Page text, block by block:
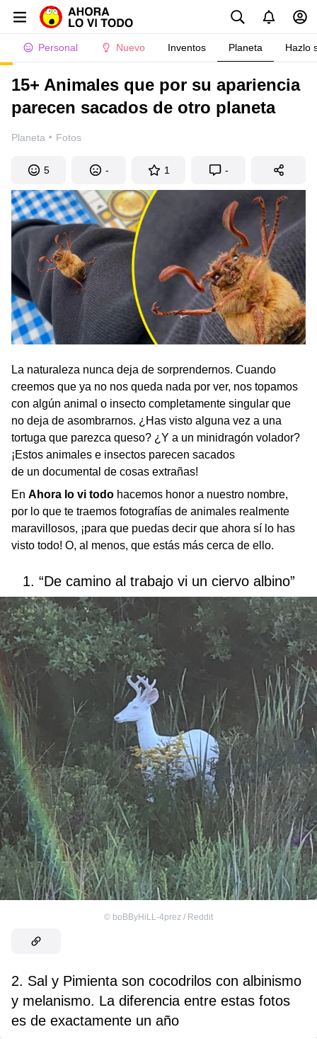
Personal Nuevo Inventos Planeta Hazlo
15+ Animales que por su apariencia
parecen sacados de otro planeta
Planeta · Fotos
5 - 1 -
La naturaleza nunca deja de sorprendernos. Cuando
creemos que ya no nos queda nada por ver, nos topamos
con algún animal o insecto completamente singular que
no deja de asombrarnos. ¿Has visto alguna vez a una
tortuga que parezca queso? ¿Y a un minidragón volador?
¡Estos animales e insectos parecen sacados
de un documental de cosas extrañas!
En Ahora lo vi todo hacemos honor a nuestro nombre,
por lo que te traemos fotografías de animales realmente
maravillosos, ¡para que puedas decir que ahora sí lo has
visto todo! O, al menos, que estás más cerca de ello.
1. “De camino al trabajo vi un ciervo albino”
© boBByHiLL-4prez / Reddit
2. Sal y Pimienta son cocodrilos con albinismo
y melanismo. La diferencia entre estas fotos
es de exactamente un año